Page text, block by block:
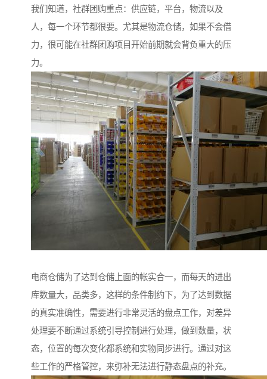
我们知道，社群团购重点：供应链，平台，物流以及
人，每一个环节都很要。尤其是物流仓储，如果不会借
力，很可能在社群团购项目开始前期就会背负重大的压
力。
电商仓储为了达到仓储上面的帐实合一，而每天的进出
库数量大，品类多，这样的条件制约下，为了达到数据
的真实准确性，需要进行非常灵活的盘点工作，对差异
处理要不断通过系统引导控制进行处理，做到数量，状
态，位置的每次变化都系统和实物同步进行。通过对这
些工作的严格管控，来弥补无法进行静态盘点的补充。